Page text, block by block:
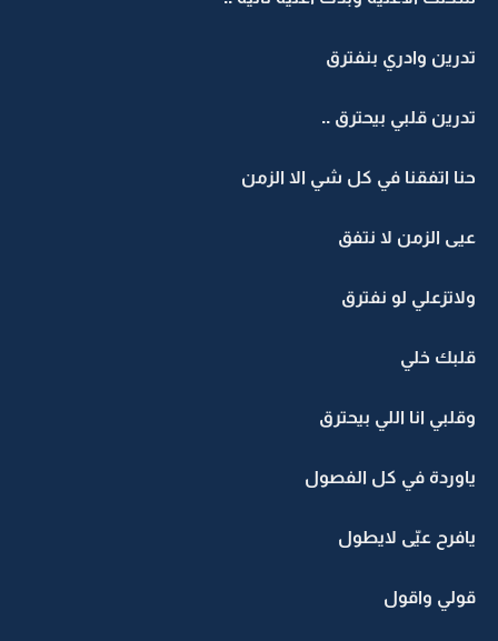
تدرين وادري بنفترق
تدرين قلبي بيحترق ..
حنا اتفقنا في كل شي الا الزمن
عيى الزمن لا نتفق
ولاتزعلي لو نفترق
قلبك خلي
وقلبي انا اللي بيحترق
ياوردة في كل الفصول
يافرح عيّى لايطول
قولي واقول